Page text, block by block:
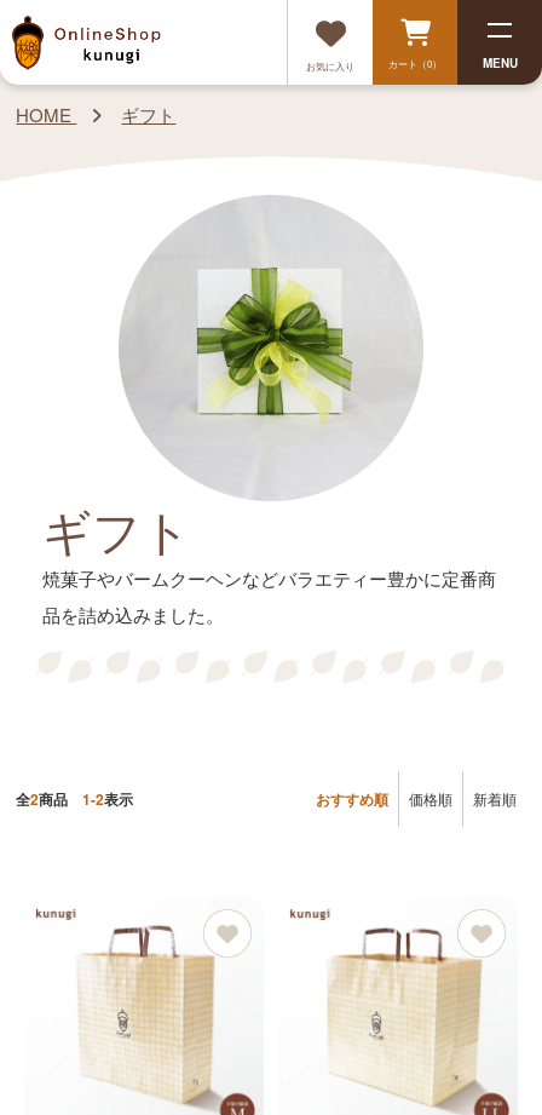
お気に入り カート（0） MENU
HOME ギフト
ギフト
焼菓子やバームクーヘンなどバラエティー豊かに定番商
品を詰め込みました。
全2商品1-2表示 おすすめ順 価格順 新着順